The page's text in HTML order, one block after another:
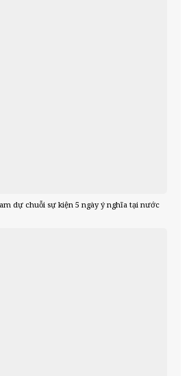
dự chuỗi sự kiện 5 ngày ý nghĩa tại nước